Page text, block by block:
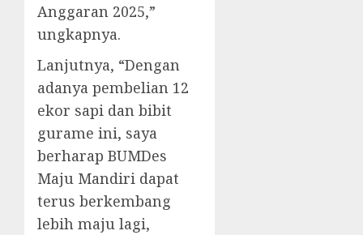
Anggaran 2025,”
ungkapnya.
Lanjutnya, “Dengan
adanya pembelian 12
ekor sapi dan bibit
gurame ini, saya
berharap BUMDes
Maju Mandiri dapat
terus berkembang
lebih maju lagi,